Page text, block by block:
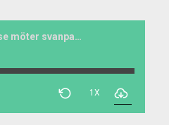
/ preview / Eld och rörelse möter svanpappan
1X